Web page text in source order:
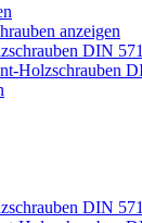
anzeigen
DIN
Holzschrauben
DIN